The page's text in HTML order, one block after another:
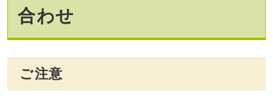
合わせ
ご注意